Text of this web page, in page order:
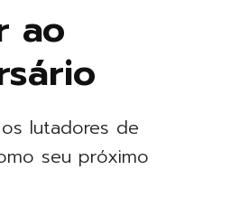
ao
lutadores de
seu próximo